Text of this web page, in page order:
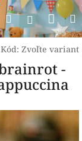
Hľadať
Kód: Zvoľte variant
-